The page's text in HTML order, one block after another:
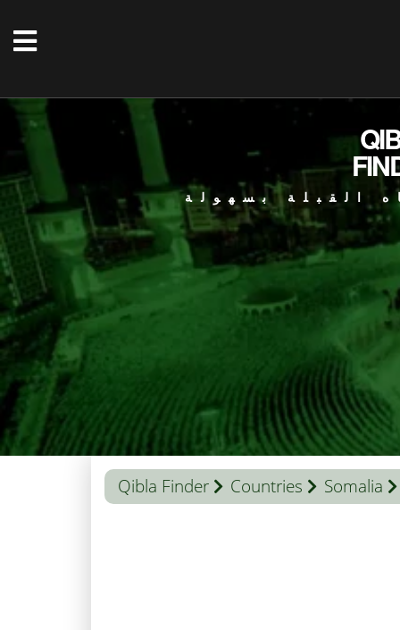
القبلة بسهولة
Qibla Finder Countries Somalia